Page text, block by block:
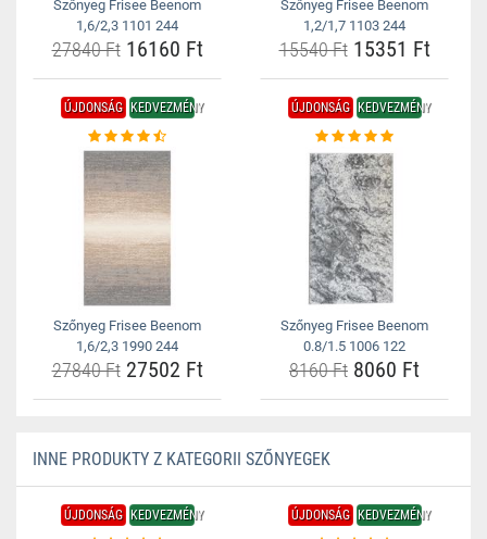
Szőnyeg Frisee Beenom
1,6/2,3 1101 244
27840 Ft16160 Ft
Szőnyeg Frisee Beenom
1,2/1,7 1103 244
15540 Ft15351 Ft
ÚJDONSÁG KEDVEZMÉNY
Szőnyeg Frisee Beenom
1,6/2,3 1990 244
27840 Ft27502 Ft
ÚJDONSÁG KEDVEZMÉNY
Szőnyeg Frisee Beenom
0.8/1.5 1006 122
8160 Ft 8060 Ft
INNE PRODUKTY Z KATEGORII SZŐNYEGEK
ÚJDONSÁG KEDVEZMÉNY ÚJDONSÁG KEDVEZMÉNY